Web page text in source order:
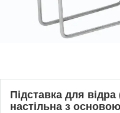
Підставка для
настільна з